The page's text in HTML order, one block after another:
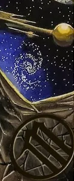
Moise